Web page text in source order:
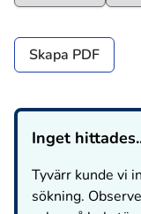
Skapa PDF
Inget
Tyvärr kunde vi
sökning.